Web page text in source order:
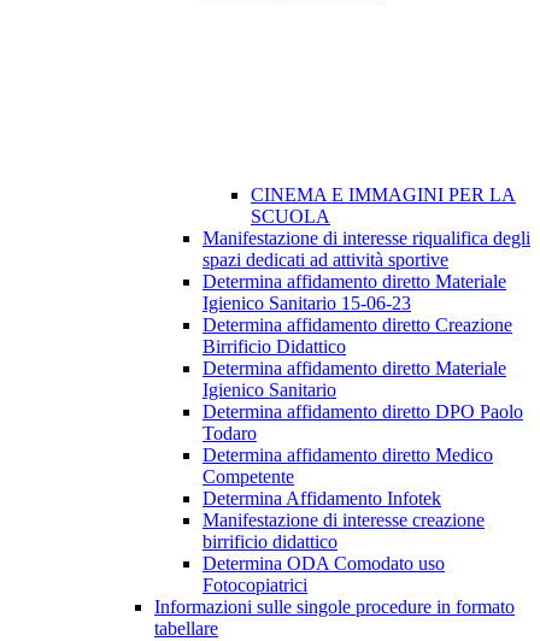
CINEMA E IMMAGINI PER LA
SCUOLA
Manifestazione di interesse riqualifica degli
spazi dedicati ad attività sportive
Determina affidamento diretto Materiale
Igienico Sanitario 15-06-23
Determina affidamento diretto Creazione
Birrificio Didattico
Determina affidamento diretto Materiale
Igienico Sanitario
Determina affidamento diretto DPO Paolo
Todaro
Determina affidamento diretto Medico
Competente
Determina Affidamento Infotek
Manifestazione di interesse creazione
birrificio didattico
Determina ODA Comodato uso
Fotocopiatrici
Informazioni sulle singole procedure in formato
tabellare